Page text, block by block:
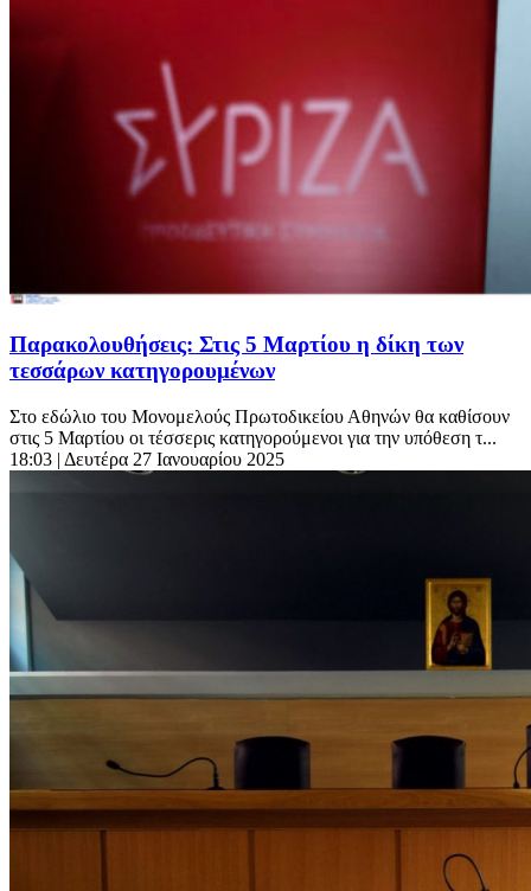
Παρακολουθήσεις: Στις 5 Μαρτίου η δίκη των
τεσσάρων κατηγορουμένων
Στο εδώλιο του Μονομελούς Πρωτοδικείου Αθηνών θα καθίσουν
στις 5 Μαρτίου οι τέσσερις κατηγορούμενοι για την υπόθεση τ...
18:03 | Δευτέρα 27 Ιανουαρίου 2025